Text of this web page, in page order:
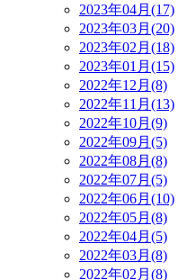
2023年04月(17)
2023年03月(20)
2023年02月(18)
2023年01月(15)
2022年12月(8)
2022年11月(13)
2022年10月(9)
2022年09月(5)
2022年08月(8)
2022年07月(5)
2022年06月(10)
2022年05月(8)
2022年04月(5)
2022年03月(8)
2022年02月(8)